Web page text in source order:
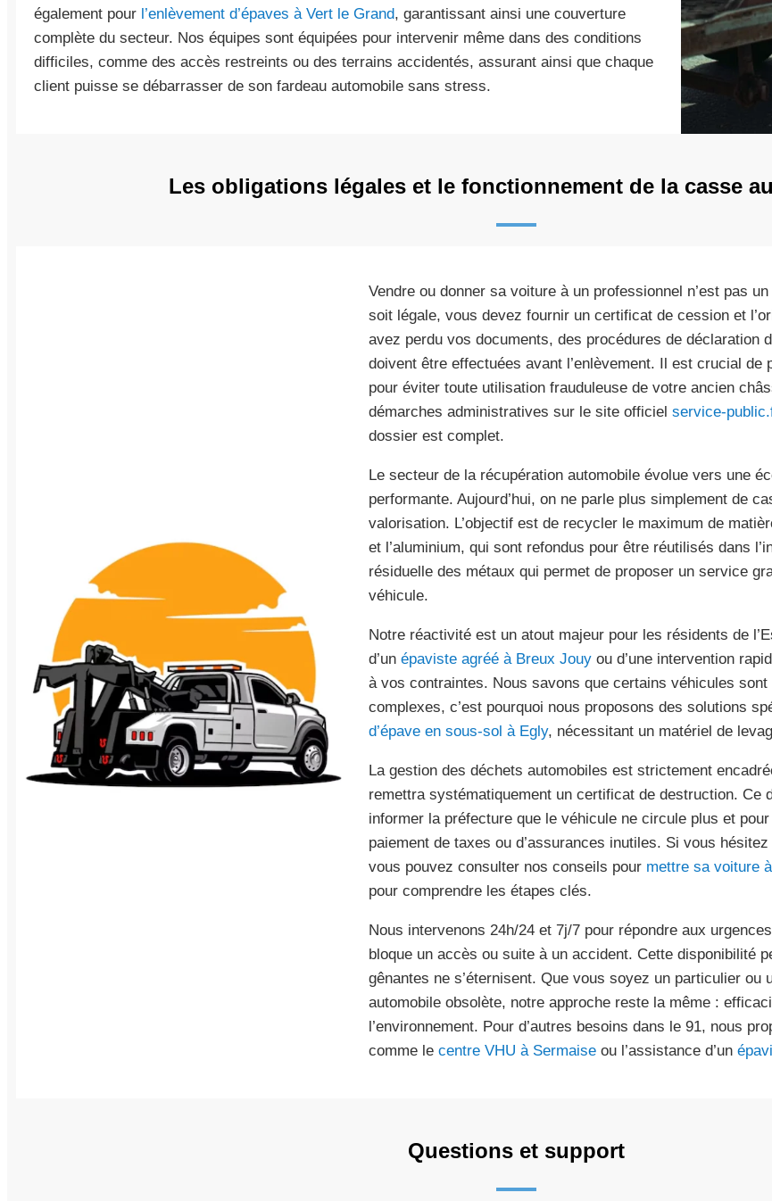
également pour l’enlèvement d’épaves à Vert le Grand, garantissant ainsi une couverture
complète du secteur. Nos équipes sont équipées pour intervenir même dans des conditions
difficiles, comme des accès restreints ou des terrains accidentés, assurant ainsi que chaque
client puisse se débarrasser de son fardeau automobile sans stress.
Les obligations légales et le fonctionnement de la casse
Vendre ou donner sa voiture à un professionnel n’est pas
soit légale, vous devez fournir un certificat de cession et
avez perdu vos documents, des procédures de déclaration
doivent être effectuées avant l’enlèvement. Il est crucial de
pour éviter toute utilisation frauduleuse de votre ancien
démarches administratives sur le site officiel service-
dossier est complet.
Le secteur de la récupération automobile évolue vers une
performante. Aujourd’hui, on ne parle plus simplement de
valorisation. L’objectif est de recycler le maximum de
et l’aluminium, qui sont refondus pour être réutilisés dans
résiduelle des métaux qui permet de proposer un service
véhicule.
Notre réactivité est un atout majeur pour les résidents de
d’un épaviste agréé à Breux Jouyou d’une intervention
à vos contraintes. Nous savons que certains véhicules
complexes, c’est pourquoi nous proposons des solutions
d’épave en sous-sol à Egly, nécessitant un matériel de
La gestion des déchets automobiles est strictement
remettra systématiquement un certificat de destruction. Ce
informer la préfecture que le véhicule ne circule plus et
paiement de taxes ou d’assurances inutiles. Si vous
vous pouvez consulter nos conseils pour mettre sa voiture
pour comprendre les étapes clés.
Nous intervenons 24h/24 et 7j/7 pour répondre aux
bloque un accès ou suite à un accident. Cette disponibilité
gênantes ne s’éternisent. Que vous soyez un particulier ou
automobile obsolète, notre approche reste la même :
l’environnement. Pour d’autres besoins dans le 91, nous
comme le centre VHU à Sermaiseou l’assistance d’un
Questions et support